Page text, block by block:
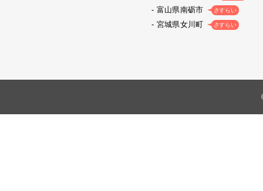
富山県南砺市 さすらい
宮城県女川町 さすらい